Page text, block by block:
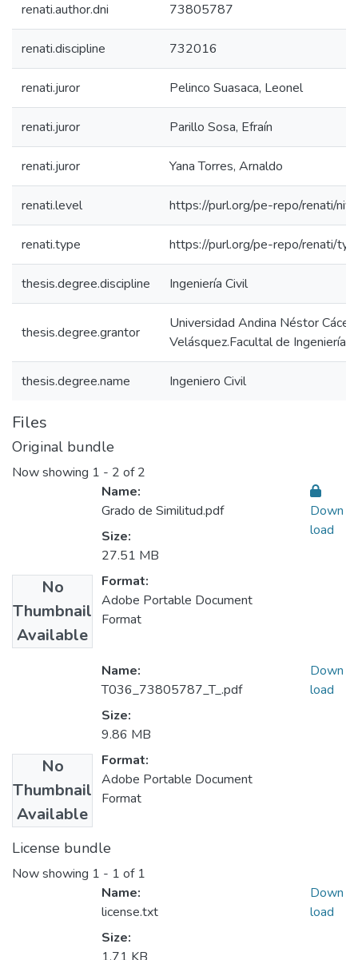
renati.author.dni 73805787
renati.discipline 732016
renati.juror Pelinco Suasaca, Leonel
renati.juror Parillo Sosa, Efraín
renati.juror Yana Torres, Arnaldo
renati.level https://purl.org/pe-repo/renati/
renati.type https://purl.org/pe-repo/renati/
thesis.degree.discipline Ingeniería Civil
thesis.degree.grantor
Universidad Andina Néstor
Velásquez.Facultal de Ingenierías
thesis.degree.name Ingeniero Civil
Files
Original bundle
Now showing 1 - 2 of 2
No
Thumbnail
Available
Name:
Grado de Similitud.pdf
Size:
27.51 MB
Format:
Adobe Portable Document
Format
Down
load
No
Thumbnail
Available
Name:
T036_73805787_T_.pdf
Size:
9.86 MB
Format:
Adobe Portable Document
Format
Down
load
License bundle
Now showing 1 - 1 of 1
Name:
license.txt
Size:
Down
load